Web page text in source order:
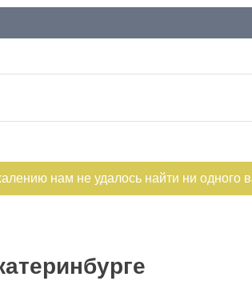
нам не удалось найти ни одного